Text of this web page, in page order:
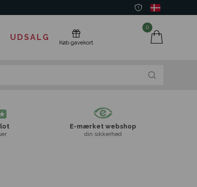
UDSALG
0
Køb gavekort
E-mærket webshop
din sikkerhed